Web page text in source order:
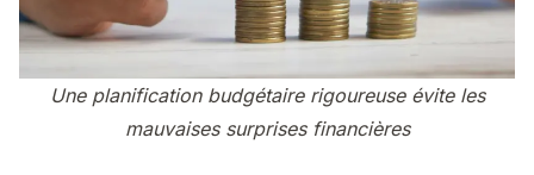
Une planification budgétaire rigoureuse évite les
mauvaises surprises financières